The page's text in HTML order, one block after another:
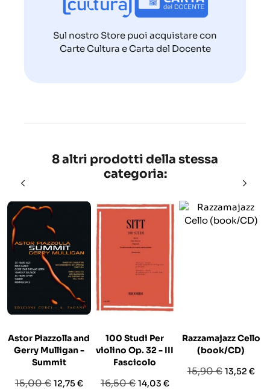
Sul nostro Store puoi acquistare con
Carte Cultura e Carta del Docente
8 altri prodotti della stessa
categoria:
Astor Piazzolla and
Gerry Mulligan -
Summit
Prezzo
15,00 € Prezzo
12,75 €
100 Studi Per
violino Op. 32 - III
Fascicolo
Prezzo
16,50 € Prezzo
14,03 €
Razzamajazz Cello
(book/CD)
Prezzo
15,90 € Prezzo
13,52 €